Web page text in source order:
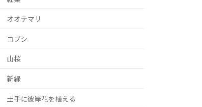
オオテマリ
コブシ
山桜
新緑
土手に彼岸花を植える